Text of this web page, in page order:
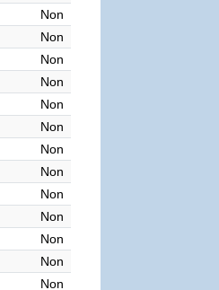
Non
Non
Non
Non
Non
Non
Non
Non
Non
Non
Non
Non
Non